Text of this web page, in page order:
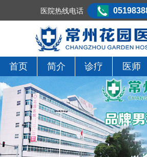
首页 简介 诊疗 医师
医院热线电话